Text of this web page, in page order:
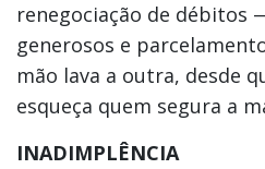
renegociação de débitos
generosos e
mão lava a outra, desde
esqueça quem segura a
INADIMPLÊNCIA